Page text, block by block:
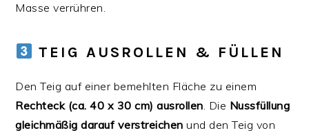
Masse verrühren.
TEIG AUSROLLEN & FÜLLEN
Den Teig auf einer bemehlten Fläche zu einem
Rechteck (ca. 40 x 30 cm) ausrollen. Die Nussfüllung
gleichmäßig darauf verstreichen und den Teig von